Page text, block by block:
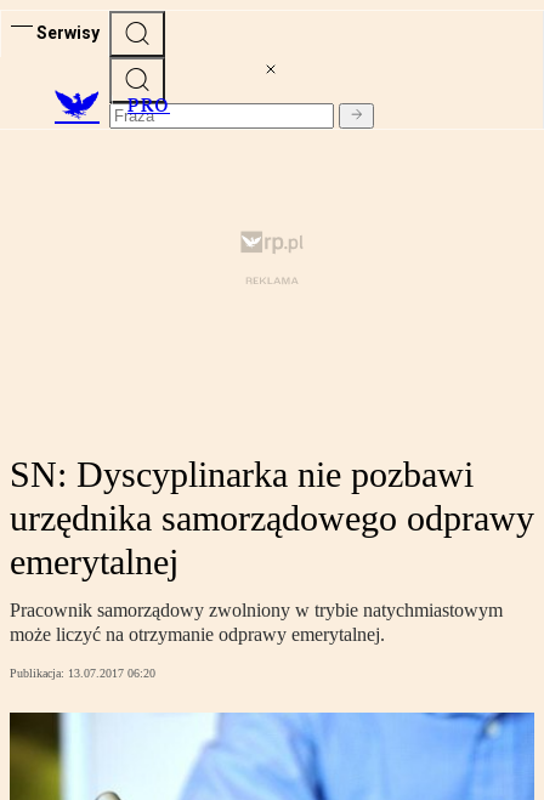
Serwisy
PRO
SN: Dyscyplinarka nie pozbawi
urzędnika samorządowego odprawy
emerytalnej
Pracownik samorządowy zwolniony w trybie natychmiastowym
może liczyć na otrzymanie odprawy emerytalnej.
Publikacja: 13.07.2017 06:20